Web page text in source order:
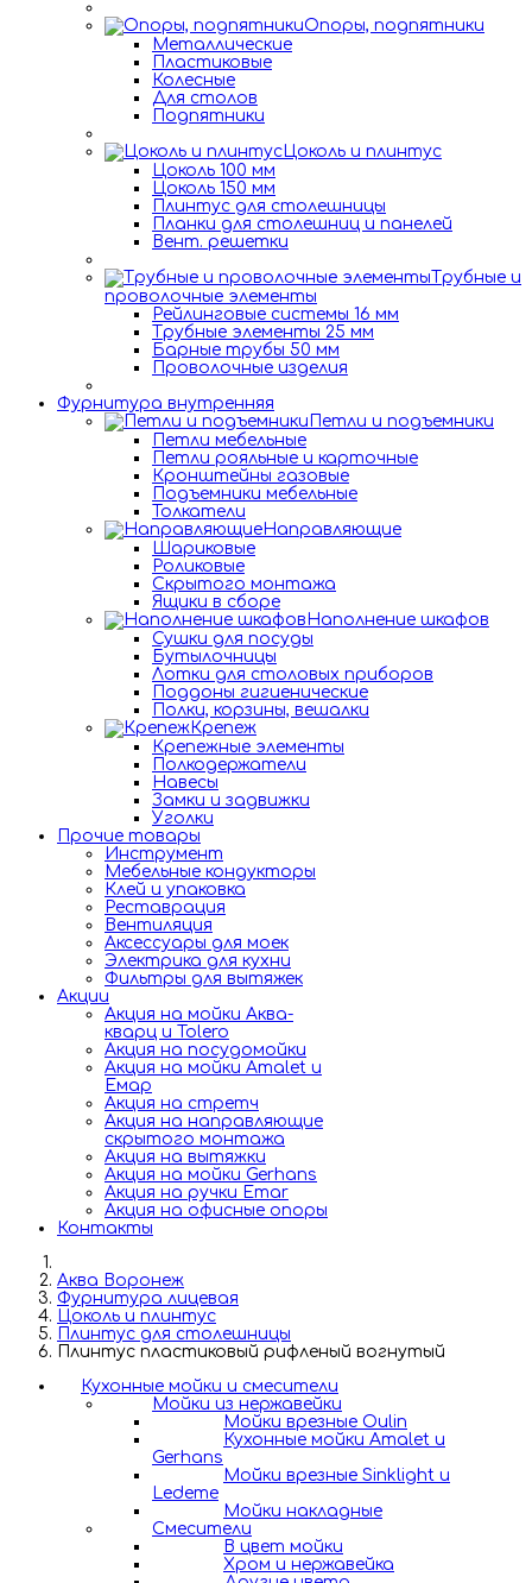
Опоры, подпятники
Металлические
Пластиковые
Колесные
Для столов
Подпятники
Цоколь и плинтус
Цоколь 100 мм
Цоколь 150 мм
Плинтус для столешницы
Планки для столешниц и панелей
Вент. решетки
Трубные и
проволочные элементы
Рейлинговые системы 16 мм
Трубные элементы 25 мм
Барные трубы 50 мм
Проволочные изделия
Фурнитура внутренняя
Петли и подъемники
Петли мебельные
Петли рояльные и карточные
Кронштейны газовые
Подъемники мебельные
Толкатели
Направляющие
Шариковые
Роликовые
Скрытого монтажа
Ящики в сборе
Наполнение шкафов
Сушки для посуды
Бутылочницы
Лотки для столовых приборов
Поддоны гигиенические
Полки, корзины, вешалки
Крепеж
Крепежные элементы
Полкодержатели
Навесы
Замки и задвижки
Уголки
Прочие товары
Инструмент
Мебельные кондукторы
Клей и упаковка
Реставрация
Вентиляция
Аксессуары для моек
Электрика для кухни
Фильтры для вытяжек
Акции
Акция на мойки Аква-
кварц и Tolero
Акция на посудомойки
Акция на мойки Amalet и
Емар
Акция на стретч
Акция на направляющие
скрытого монтажа
Акция на вытяжки
Акция на мойки Gerhans
Акция на ручки Emar
Акция на офисные опоры
Контакты
Аква Воронеж
Фурнитура лицевая
Цоколь и плинтус
Плинтус для столешницы
Плинтус пластиковый рифленый вогнутый
Кухонные мойки и смесители
Мойки из нержавейки
Мойки врезные Oulin
Кухонные мойки Amalet и
Gerhans
Мойки врезные Sinklight и
Ledeme
Мойки накладные
Смесители
В цвет мойки
Хром и нержавейка